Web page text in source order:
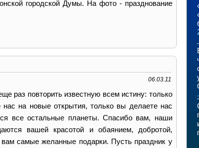
городской Думы. На фото - празднование
06.03.11
раз повторить известную всем истину: только
на новые открытия, только вы делаете нас
все остальные планеты. Спасибо вам, наши
вашей красотой и обаянием, добротой,
самые желанные подарки. Пусть праздник у